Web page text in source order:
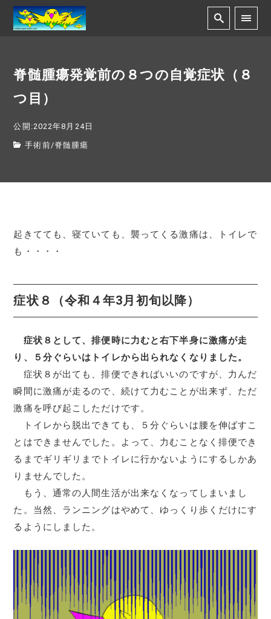
脊髄腫瘍発覚前の８つの自覚症状（８
つ目）
公開:2022年8月24日
手術前/脊髄腫瘍
起きてても、寝ていても、襲ってくる激痛は、トイレで
も・・・・
症状８（令和４年3月初旬以降）
症状８として、排便時に力むと右下半身に激痛が走
り、５分ぐらいはトイレから出られなくなりました。
症状８が出ても、排便できればいいのですが、力んだ
瞬間に激痛が走るので、続けて力むことが出来ず、ただ
激痛を呼び起こしただけです。
トイレから脱出できても、５分ぐらいは腰を伸ばすこ
とはできませんでした。よって、力むことなく排便でき
るまでギリギリまでトイレに行かないようにするしかあ
りませんでした。
もう、通常の人間生活が出来なくなってしまいまし
た。当然、ランニングはやめて、ゆっくり歩くだけにす
るようにしました。